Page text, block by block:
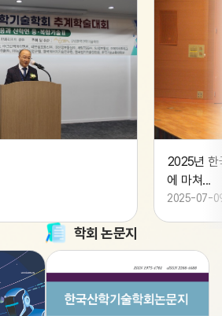
2025년 한
에 마쳐...
2025-07-
학회 논문지